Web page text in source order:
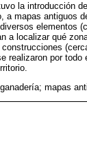
la introducción
a mapas antiguos
elementos
a localizar qué
por
mapas